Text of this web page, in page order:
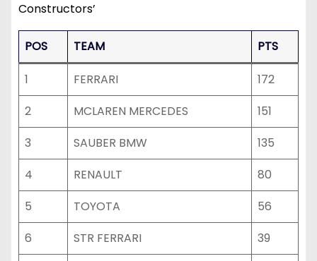
Constructors’
POS TEAM PTS
1 FERRARI
172
2
MCLAREN MERCEDES
151
3
SAUBER BMW
135
4
RENAULT
80
5
TOYOTA
56
6
STR FERRARI
39